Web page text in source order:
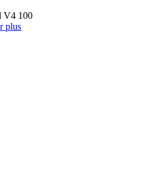
V4 100
plus